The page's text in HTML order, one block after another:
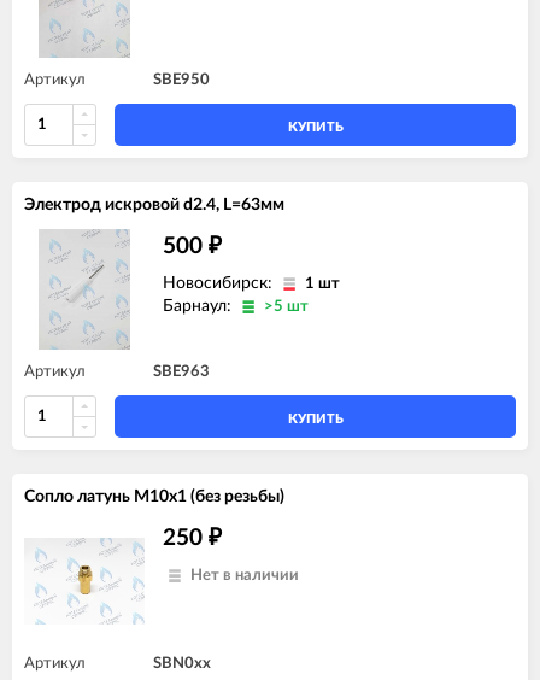
Артикул SBE950
КУПИТЬ
Электрод искровой d2.4, L=63мм
500 ₽
Новосибирск: 1 шт
Барнаул: >5 шт
Артикул SBE963
КУПИТЬ
Сопло латунь M10х1 (без резьбы)
250 ₽
Нет в наличии
Артикул SBN0xx